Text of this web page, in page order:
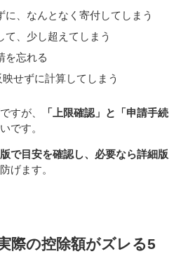
に、なんとなく寄付してしまう
て、少し超えてしまう
を忘れる
せずに計算してしまう
すが、
「上限確認」と「申請手続
です。
で目安を確認し、必要なら詳細版
げます。
際の控除額がズレる5